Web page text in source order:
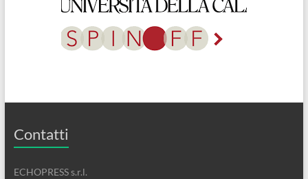
Contatti
ECHOPRESS s.r.l.